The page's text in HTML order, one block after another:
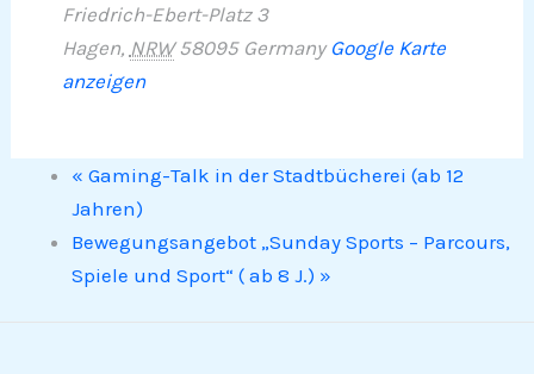
Friedrich-Ebert-Platz 3
Hagen, NRW 58095 Germany Google Karte
anzeigen
« Gaming-Talk in der Stadtbücherei (ab 12
Jahren)
Bewegungsangebot „Sunday Sports – Parcours,
Spiele und Sport“ ( ab 8 J.) »